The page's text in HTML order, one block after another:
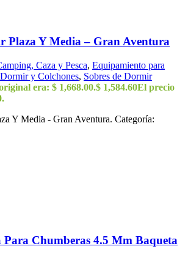
Plaza Y Media – Gran Aventura
Caza y Pesca, Equipamiento para
y Colchones, Sobres de Dormir
era: $ 1,668.00.$ 1,584.60El precio
Y Media - Gran Aventura. Categoría:
Chumberas 4.5 Mm Baqueta